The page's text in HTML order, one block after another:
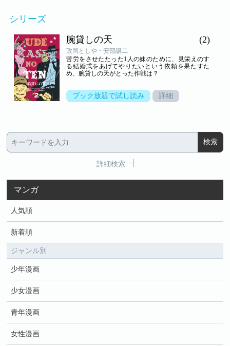
シリーズ
腕貸しの天
(2)
政岡としや・安部譲二
苦労をさせたたった1人の妹のために、見栄えのす
る結婚式をあげてやりたいという依頼を果たすた
め、腕貸しの天がとった作戦は？
ブック放題で試し読み 詳細
詳細検索
マンガ
人気順
新着順
ジャンル別
少年漫画
少女漫画
青年漫画
女性漫画